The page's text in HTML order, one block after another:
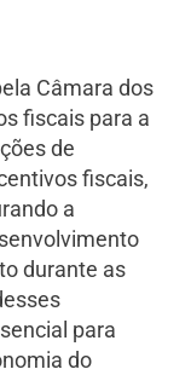
Câmara dos
fiscais para a
de
fiscais,
a
durante as
para
do